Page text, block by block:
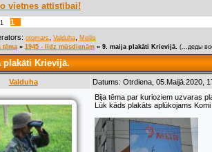
vietnes attīstībai!
1
1
otomars Valduha
Meilis
tēma » 1945 - līdz mūsdienām » 9. maija plakāti Krievijā. (...деды
plakāti Krievijā.
Valduha Datums: Otrdiena, 05.Maijā.2020,
Bija tēma par kurioziem uzvaras
Lūk kāds plakāts aplūkojams